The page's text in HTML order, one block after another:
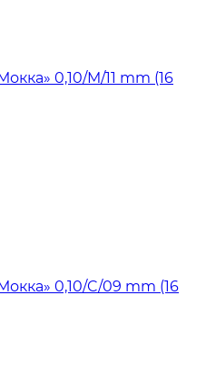
0,10/M/11 mm (16
0,10/C/09 mm (16